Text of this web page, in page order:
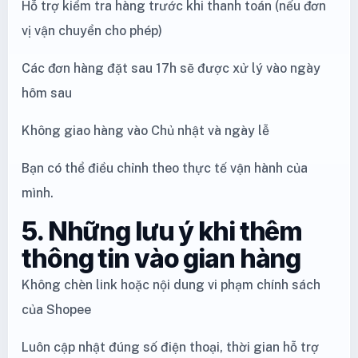
Hỗ trợ kiểm tra hàng trước khi thanh toán (nếu đơn
vị vận chuyển cho phép)
Các đơn hàng đặt sau 17h sẽ được xử lý vào ngày
hôm sau
Không giao hàng vào Chủ nhật và ngày lễ
Bạn có thể điều chỉnh theo thực tế vận hành của
mình.
5. Những lưu ý khi thêm
thông tin vào gian hàng
Không chèn link hoặc nội dung vi phạm chính sách
của Shopee
Luôn cập nhật đúng số điện thoại, thời gian hỗ trợ